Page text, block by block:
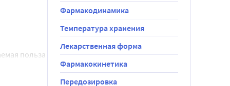
в сутки,
лечения
польза
Фармакодинамика
Температура хранения
Лекарственная форма
Фармакокинетика
Передозировка